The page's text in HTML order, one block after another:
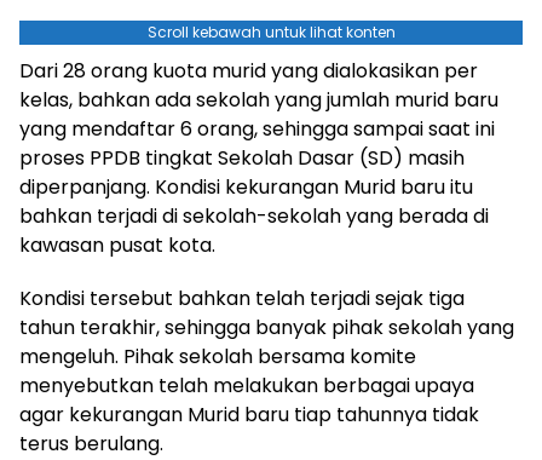
Scroll kebawah untuk lihat konten
Dari 28 orang kuota murid yang dialokasikan per
kelas, bahkan ada sekolah yang jumlah murid baru
yang mendaftar 6 orang, sehingga sampai saat ini
proses PPDB tingkat Sekolah Dasar (SD) masih
diperpanjang. Kondisi kekurangan Murid baru itu
bahkan terjadi di sekolah-sekolah yang berada di
kawasan pusat kota.
Kondisi tersebut bahkan telah terjadi sejak tiga
tahun terakhir, sehingga banyak pihak sekolah yang
mengeluh. Pihak sekolah bersama komite
menyebutkan telah melakukan berbagai upaya
agar kekurangan Murid baru tiap tahunnya tidak
terus berulang.